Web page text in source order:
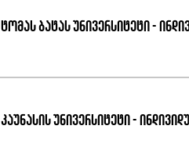
ტომას ბატას უნივერსიტეტი -
კაუნასის უნივერსიტეტი -